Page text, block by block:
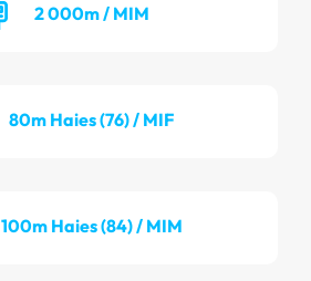
2 000m / MIM
80m Haies (76) / MIF
100m Haies (84) / MIM